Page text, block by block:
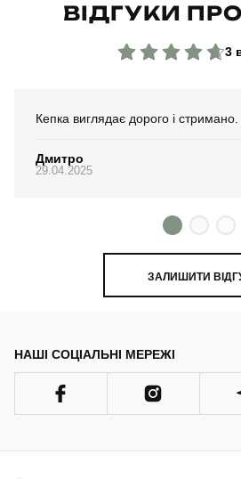
ВІДГУКИ
3
Кепка виглядає дорого і стримано.
Дмитро
29.04.2025
ЗАЛИШИТИ
НАШІ СОЦІАЛЬНІ МЕРЕЖІ